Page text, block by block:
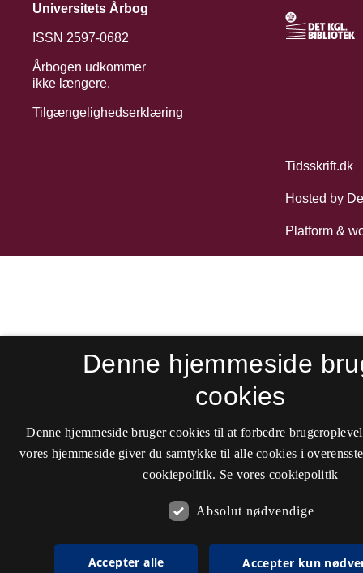
Universitets Årbog
ISSN 2597-0682
Årbogen udkommer
ikke længere.
Tilgængelighedserklæring
Denne hjemmeside
cookies
Denne hjemmeside bruger cookies til at forbedre
vores hjemmeside giver du samtykke til alle cookies i
cookiepolitik. Se vores cookiepolitik
Absolut nødvendige
Accepter alle Accepter kun